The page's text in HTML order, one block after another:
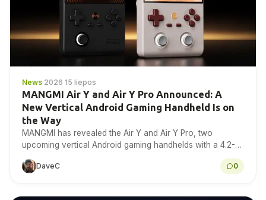
News·2026 15 liepos
MANGMI Air Y and Air Y Pro Announced: A
New Vertical Android Gaming Handheld Is on
the Way
MANGMI has revealed the Air Y and Air Y Pro, two
upcoming vertical Android gaming handhelds with a 4.2-
DaveC 0